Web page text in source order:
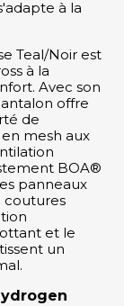
à la
Teal/Noir est
à la
Avec son
offre
de
mesh aux
BOA®
panneaux
coutures
et le
un